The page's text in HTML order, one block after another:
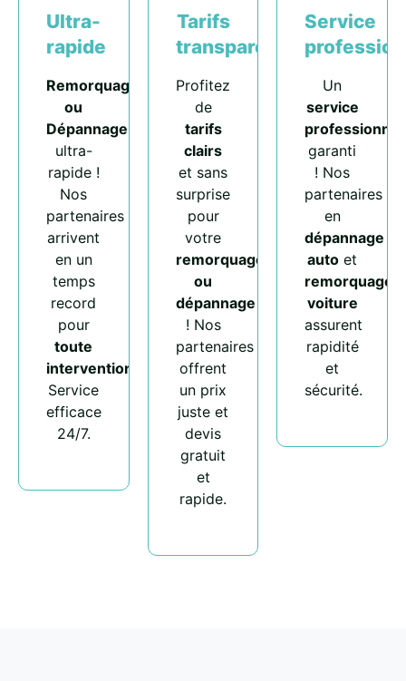
Ultra-
rapide
Remorquage
ou
Dépannage
ultra-
rapide !
Nos
partenaires
arrivent
en un
temps
record
pour
toute
intervention
Service
efficace
24/7.
Tarifs
transparents
Profitez
de
tarifs
clairs
et sans
surprise
pour
votre
remorquage
ou
dépannage
! Nos
partenaires
offrent
un prix
juste et
devis
gratuit
et
rapide.
Service
Un
service
professionnel
garanti
! Nos
partenaires
en
dépannage
auto et
remorquage
voiture
assurent
rapidité
et
sécurité.